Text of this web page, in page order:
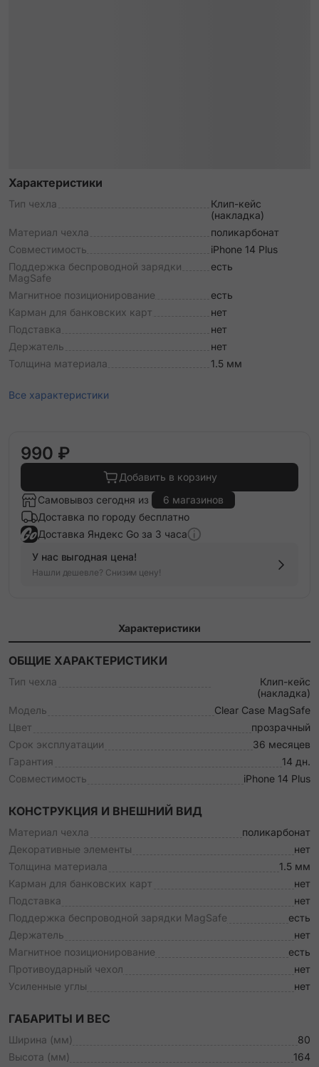
Характеристики
Тип чехла
Клип-кейс
(накладка)
Материал чехла
поликарбонат
Совместимость
iPhone 14 Plus
Поддержка беспроводной зарядки
MagSafe
есть
Магнитное позиционирование
есть
Карман для банковских карт
нет
Подставка
нет
Держатель
нет
Толщина материала
1.5 мм
Все характеристики
990 ₽
Добавить в корзину
Самовывоз сегодня из
6 магазинов
Доставка по городу бесплатно
Доставка Яндекс Go за 3 часа
У нас выгодная цена!
Нашли дешевле? Снизим цену!
Характеристики
ОБЩИЕ ХАРАКТЕРИСТИКИ
Тип чехла
Клип-кейс
(накладка)
Модель
Clear Case MagSafe
Цвет
прозрачный
Срок эксплуатации
36 месяцев
Гарантия
14 дн.
Совместимость
iPhone 14 Plus
КОНСТРУКЦИЯ И ВНЕШНИЙ ВИД
Материал чехла
поликарбонат
Декоративные элементы
нет
Толщина материала
1.5 мм
Карман для банковских карт
нет
Подставка
нет
Поддержка беспроводной зарядки MagSafe
есть
Держатель
нет
Магнитное позиционирование
есть
Противоударный чехол
нет
Усиленные углы
нет
ГАБАРИТЫ И ВЕС
Ширина (мм)
80
Высота (мм)
164